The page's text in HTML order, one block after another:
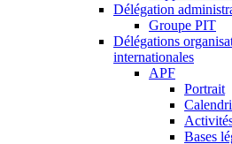
Délégation
Groupe PIT
Délégations
internationales
APF
Portrait
Bases